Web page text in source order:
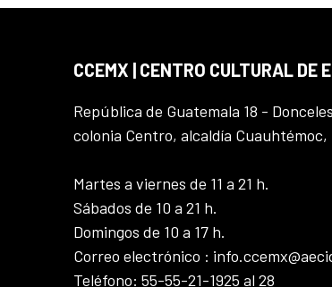
CCEMX | CENTRO CULTURAL DE
República de Guatemala 18 -
colonia Centro, alcaldía Cuauhtémoc,
Martes a viernes de 11 a 21 h.
Sábados de 10 a 21 h.
Domingos de 10 a 17 h.
Correo electrónico :
Teléfono: 55-55-21-1925 al 28